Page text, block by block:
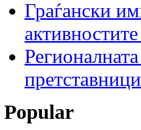
Граѓански
Popular